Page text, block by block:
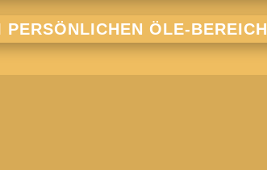
PERSÖNLICHEN ÖLE-BEREICH